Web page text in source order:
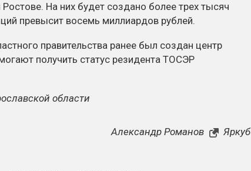
На них будет создано более трех тысяч
превысит восемь миллиардов рублей.
правительства ранее был создан центр
получить статус резидента ТОСЭР
области
Александр Романов Яркуб